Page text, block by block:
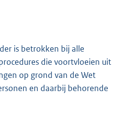
is betrokken bij alle
die voortvloeien uit
op grond van de Wet
en daarbij behorende